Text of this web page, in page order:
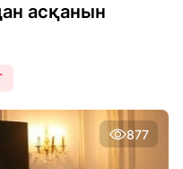
асқанын
877